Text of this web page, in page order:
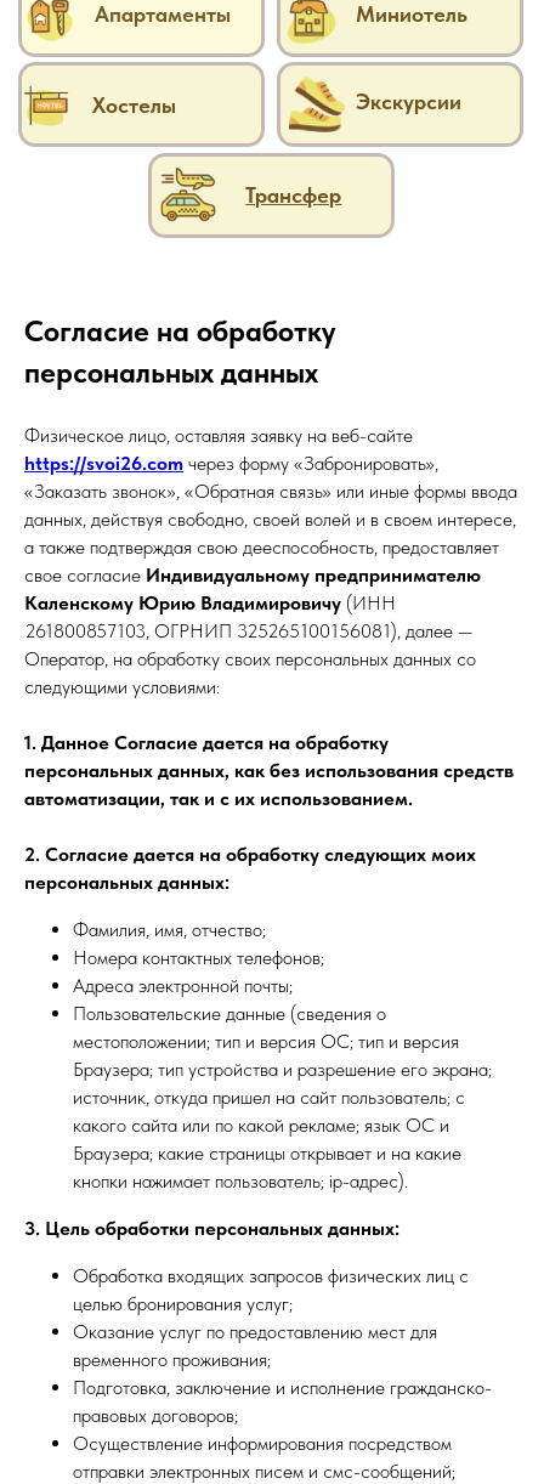
Согласие на обработку
персональных данных
Физическое лицо, оставляя заявку на веб-сайте
https://svoi26.com через форму «Забронировать»,
«Заказать звонок», «Обратная связь» или иные формы ввода
данных, действуя свободно, своей волей и в своем интересе,
а также подтверждая свою дееспособность, предоставляет
свое согласие Индивидуальному предпринимателю
Каленскому Юрию Владимировичу (ИНН
261800857103, ОГРНИП 325265100156081), далее —
Оператор, на обработку своих персональных данных со
следующими условиями:
1. Данное Согласие дается на обработку
персональных данных, как без использования средств
автоматизации, так и с их использованием.
2. Согласие дается на обработку следующих моих
персональных данных:
Фамилия, имя, отчество;
Номера контактных телефонов;
Адреса электронной почты;
Пользовательские данные (сведения о
местоположении; тип и версия ОС; тип и версия
Браузера; тип устройства и разрешение его экрана;
источник, откуда пришел на сайт пользователь; с
какого сайта или по какой рекламе; язык ОС и
Браузера; какие страницы открывает и на какие
кнопки нажимает пользователь; ip-адрес).
3. Цель обработки персональных данных:
Обработка входящих запросов физических лиц с
целью бронирования услуг;
Оказание услуг по предоставлению мест для
временного проживания;
Подготовка, заключение и исполнение гражданско-
правовых договоров;
Осуществление информирования посредством
отправки электронных писем и смс-сообщений;